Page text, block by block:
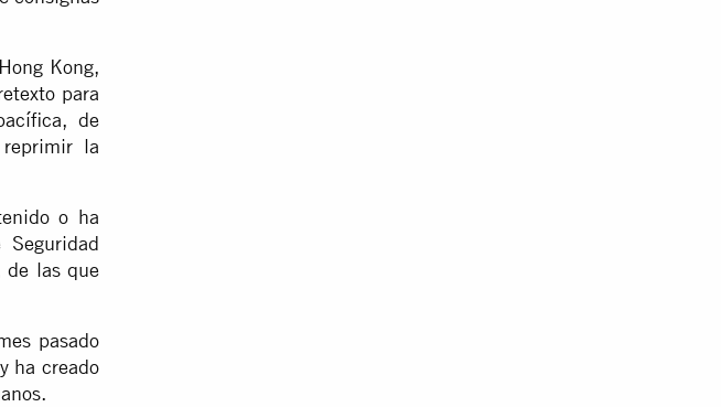
Kong,
para
de
la
o ha
de las que
pasado
ha creado